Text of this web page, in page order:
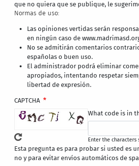
que no quiera que se publique, le
Normas de uso:
Las opiniones vertidas serán
en ningún caso de
No se admitirán comentarios
españolas o buen uso.
El administrador podrá eliminar
apropiados, intentando respetar
libertad de expresión.
CAPTCHA
What code is in
Enter the characters
Esta pregunta es para probar si usted es
no y para evitar envíos automáticos de